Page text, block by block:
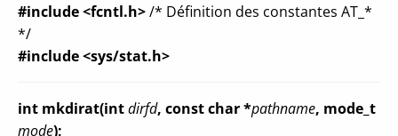
#include <fcntl.h>/* Définition des constantes AT_*
*/
#include <sys/stat.h>
int mkdirat(intdirfd, const char *pathname, mode_t
mode);